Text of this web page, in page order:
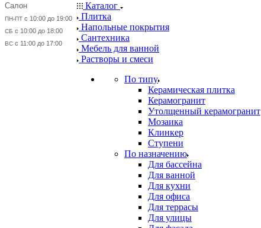
Салон
ПН-ПТ с 10:00 до 19:00
СБ с 10:00 до 18:00
ВС с 11:00 до 17:00
Каталог
Плитка
Напольные покрытия
Сантехника
Мебель для ванной
Растворы и смеси
По типу
Керамическая плитка
Керамогранит
Утолщенный керамогранит
Мозаика
Клинкер
Ступени
По назначению
Для бассейна
Для ванной
Для кухни
Для офиса
Для террасы
Для улицы